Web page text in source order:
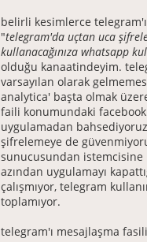
belirli kesimlerce
"telegram'da uçtan uca
kullanacağınıza whatsapp
olduğu kanaatindeyim.
varsayılan olarak
analytica' başta olmak
faili konumundaki
uygulamadan
şifrelemeye de
sunucusundan istemcisine
azından uygulamayı
çalışmıyor, telegram
toplamıyor.
telegram'ı mesajlaşma